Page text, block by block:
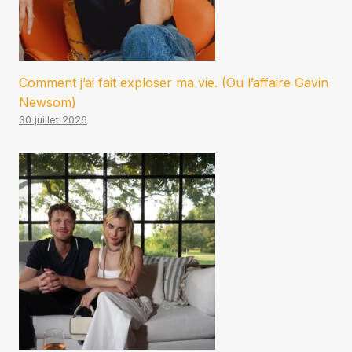
Comment j’ai fait exploser ma vie. (Ou l’affaire Gavin
Newsom)
30 juillet 2026